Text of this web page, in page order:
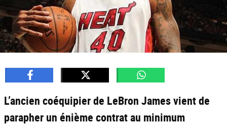
L’ancien coéquipier de LeBron James vient de
parapher un énième contrat au minimum